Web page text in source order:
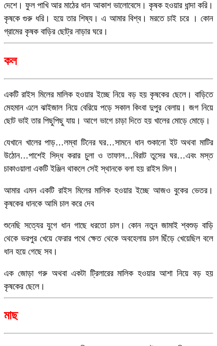
দেশে। ফুল পাখি আর মাঠের ধান আকাশ ভালোবেসে। কৃষক হওয়ার ধান্দা করি।
কৃষকে গুরু ধরি। হয়ে তার শিষ্য। এ আমার বিশ্ব। মরতে চাই চরে । কোন
গ্রামের কৃষক বাড়ির ছোট্র নাড়ার ঘরে।
কল
একটি রাইস মিলের মালিক হওয়ার ইচ্ছে নিয়ে বড় হয় কৃষকের ছেলে। বাড়িতে
মেহমান এলে ঝাইজাল নিয়ে বেরিয়ে পড়ে সকাল কিংবা দুপুর বেলায়। জগ নিয়ে
ছোট ভাই তার পিছুপিছু যায়। আগে ভাগে চাড়া দিতে হয় খালের মোড়ে মোড়ে।
যেখানে খালের পাড়…লম্বা টিনের ঘর…সামনে ধান শুকানো ইট অথবা মাটির
উঠোন…পাশেই সিদ্ধ করার চুলা ও তাফাল…বিরাট তুসের ঘর…এবং মস্ত
চাকাওয়ালা একটি ইঞ্জিন থাকলে সেই স্থানকে বলা হয় রাইস মিল।
আমার এমন একটি রাইস মিলের মালিক হওয়ার ইচ্ছে আজও বুকের ভেতর।
কৃষকের ধানকে আমি চাল করে দেব
শুনেছি সত্যের যুগে ধান গাছে ধরতো চাল। কোন নতুন জামাই শ্বশুড় বাড়ি
থেকে ভরপুর খেয়ে ফেরার পথে ক্ষেত থেকে অবহেলায় চাল ছিঁড়ে খেয়েছিল বলে
ধান হয়ে গেছে সব।
এক জোড়া গরু অথবা একটা ট্রিলারের মালিক হওয়ার আশা নিয়ে বড় হয়
কৃষকের ছেলে।
মাছ